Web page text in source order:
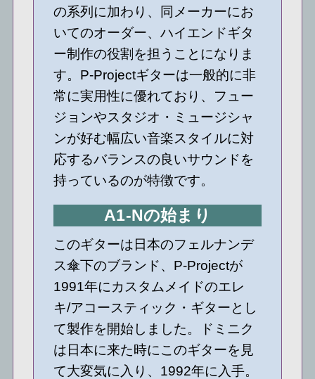
の系列に加わり、同メーカーにお
いてのオーダー、ハイエンドギタ
ー制作の役割を担うことになりま
す。P-Projectギターは一般的に非
常に実用性に優れており、フュー
ジョンやスタジオ・ミュージシャ
ンが好む幅広い音楽スタイルに対
応するバランスの良いサウンドを
持っているのが特徴です。
A1-Nの始まり
このギターは日本のフェルナンデ
ス傘下のブランド、P-Projectが
1991年にカスタムメイドのエレ
キ/アコースティック・ギターとし
て製作を開始しました。ドミニク
は日本に来た時にこのギターを見
て大変気に入り、1992年に入手。